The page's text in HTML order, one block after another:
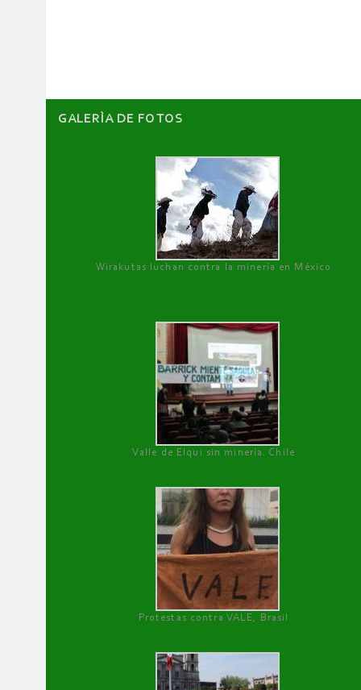
GALERÌA DE FOTOS
Wirakutas luchan contra la minería en México
Valle de Elqui sin minería. Chile
Protestas contra VALE, Brasil